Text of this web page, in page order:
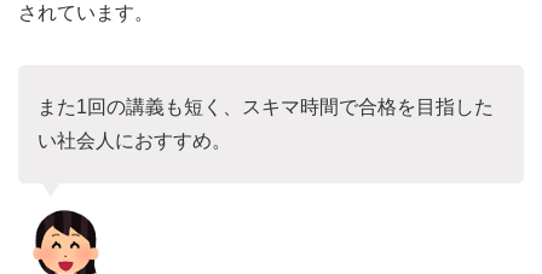
されています。
また1回の講義も短く、スキマ時間で合格を目指した
い社会人におすすめ。